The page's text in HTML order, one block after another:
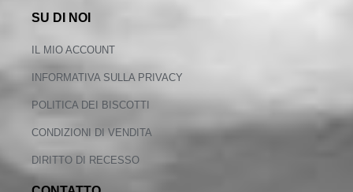
SU DI NOI
IL MIO ACCOUNT
INFORMATIVA SULLA PRIVACY
POLITICA DEI BISCOTTI
CONDIZIONI DI VENDITA
DIRITTO DI RECESSO